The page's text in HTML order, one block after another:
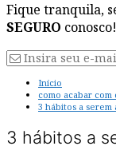
Fique tranquila,
SEGURO conosco!
Início
como acabar
3 hábitos a
3 hábitos a